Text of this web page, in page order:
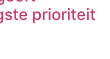
prioriteit